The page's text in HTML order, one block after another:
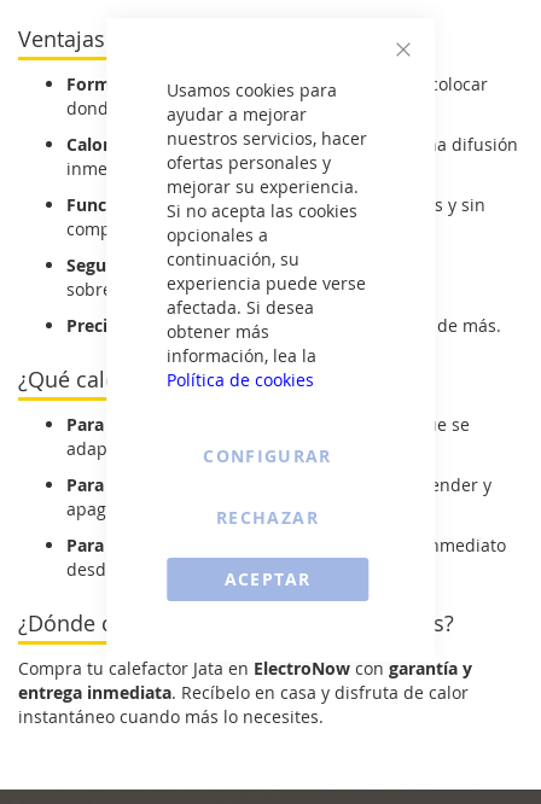
Cerrar
Usamos cookies para
ayudar a mejorar
nuestros servicios, hacer
ofertas personales y
mejorar su experiencia.
Si no acepta las cookies
opcionales a
continuación, su
experiencia puede verse
afectada. Si desea
obtener más
información, lea la
Política de cookies
ACEPTAR
CONFIGURAR
RECHAZAR
Ventajas de los calefactores Jata
Formato compacto: fáciles de transportar y colocar
donde los necesites.
Calor rápido:modelos con ventilador para una difusión
inmediata del aire caliente.
Funcionamiento sencillo:controles accesibles y sin
complicaciones.
Seguridad garantizada:protección contra
sobrecalentamiento y caídas.
Precio ajustado:gran rendimiento sin gastar de más.
¿Qué calefactor Jata elegir?
Para espacios reducidos:
modelos básicos que se
adaptan a cualquier rincón.
Para uso puntual:
dispositivos fáciles de encender y
apagar según necesidad.
Para calidez rápida:
calefactores con efecto inmediato
desde el primer minuto.
¿Dónde comprar calefactores Jata baratos?
Compra tu calefactor Jata en ElectroNow con garantía y
entrega inmediata. Recíbelo en casa y disfruta de calor
instantáneo cuando más lo necesites.